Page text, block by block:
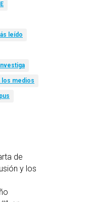
leído
los medios
de
y los